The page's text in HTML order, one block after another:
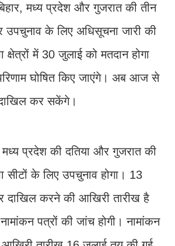
मध्य प्रदेश और गुजरात की तीन
उपचुनाव के लिए अधिसूचना जारी की
क्षेत्रों में 30 जुलाई को मतदान होगा
घोषित किए जाएंगे। अब आज से
दाखिल कर सकेंगे।
मध्य प्रदेश की दतिया और गुजरात की
सीटों के लिए उपचुनाव होगा। 13
दाखिल करने की आखिरी तारीख है
पत्रों की जांच होगी। नामांकन